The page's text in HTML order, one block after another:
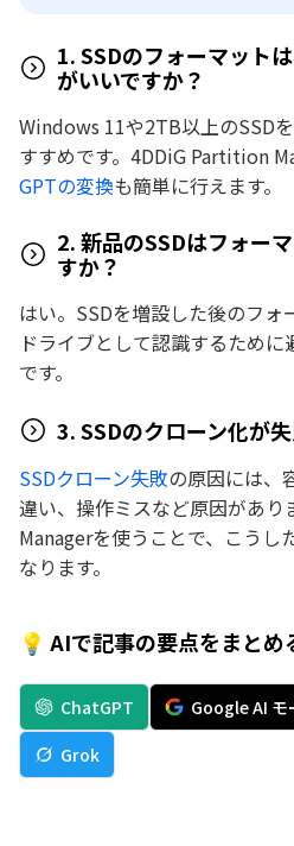
1. SSDのフォーマット
がいいですか？
Windows 11や2TB以上のSSD
すすめです。4DDiG Partition
GPTの変換も簡単に行えます。
2. 新品のSSDはフォー
すか？
はい。SSDを増設した後のフ
ドライブとして認識するため
です。
3. SSDのクローン化が
SSDクローン失敗の原因には、
違い、操作ミスなど原因があ
Managerを使うことで、こうし
なります。
💡 AIで記事の要点をまとめ
ChatGPT Google AI モ
Grok